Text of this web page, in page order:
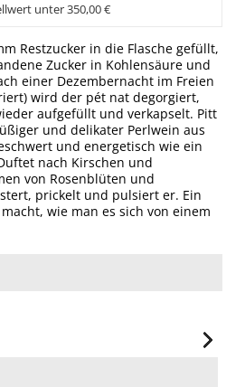
unter 350,00 €
Restzucker in die Flasche gefüllt,
Zucker in Kohlensäure und
einer Dezembernacht im Freien
wird der pét nat degorgiert,
aufgefüllt und verkapselt. Pitt
und delikater Perlwein aus
und energetisch wie ein
nach Kirschen und
von Rosenblüten und
prickelt und pulsiert er. Ein
wie man es sich von einem